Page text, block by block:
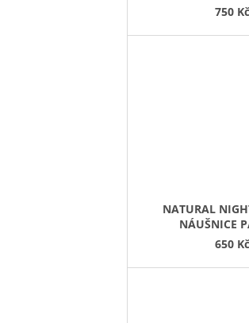
750 Kč
NATURAL
NÁUŠNICE
650 Kč